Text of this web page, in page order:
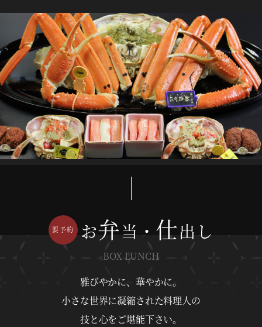
お弁当・ 仕出し
BOX LUNCH
雅びやかに、華やかに。
小さな世界に凝縮された料理人の
技と心をご堪能下さい。